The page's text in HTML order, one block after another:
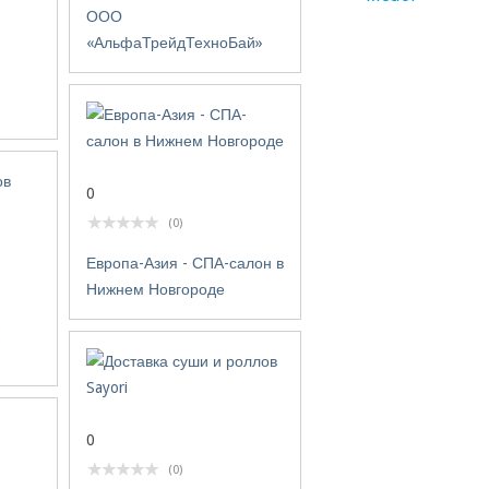
ООО
«АльфаТрейдТехноБай»
0
(0)
Европа-Азия - СПА-салон в
Нижнем Новгороде
0
(0)
мешок с мусором.